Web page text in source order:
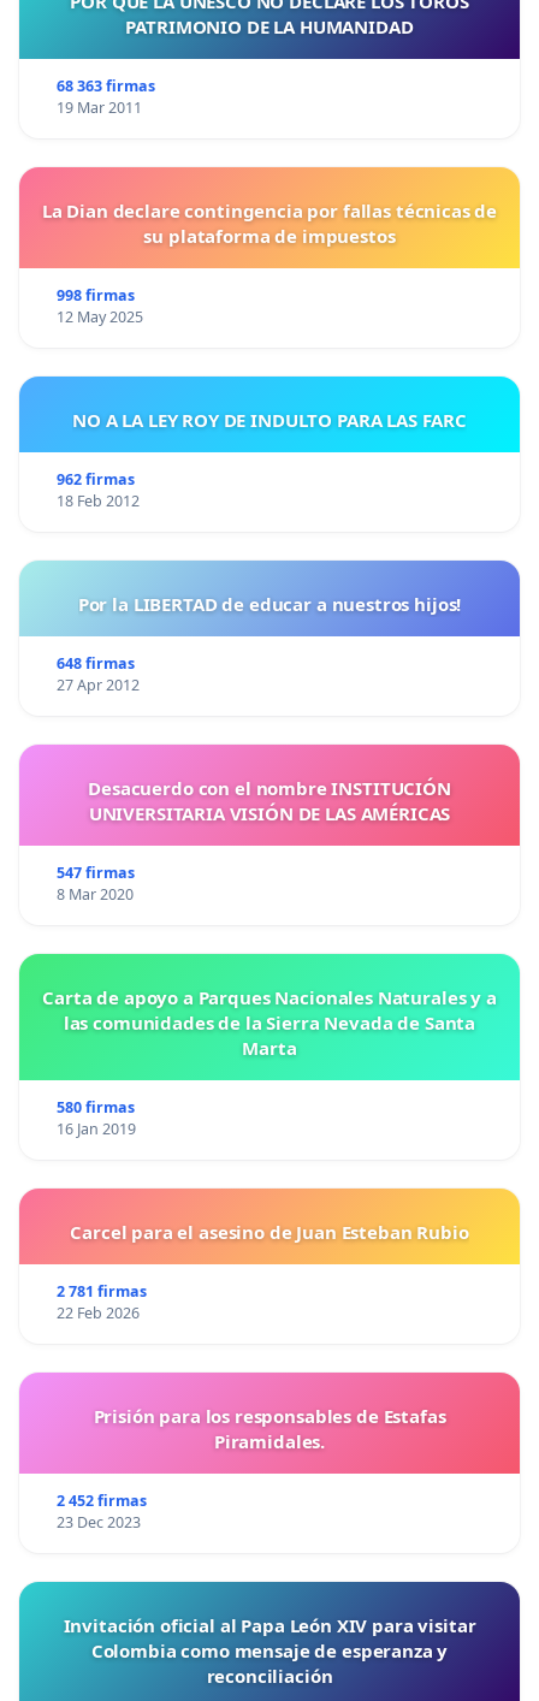
PATRIMONIO DE LA HUMANIDAD
68 363 firmas
19 Mar 2011
La Dian declare contingencia por fallas técnicas de
su plataforma de impuestos
998 firmas
12 May 2025
NO A LA LEY ROY DE INDULTO PARA LAS FARC
962 firmas
18 Feb 2012
Por la LIBERTAD de educar a nuestros hijos!
648 firmas
27 Apr 2012
Desacuerdo con el nombre INSTITUCIÓN
UNIVERSITARIA VISIÓN DE LAS AMÉRICAS
547 firmas
8 Mar 2020
Carta de apoyo a Parques Nacionales Naturales y a
las comunidades de la Sierra Nevada de Santa
Marta
580 firmas
16 Jan 2019
Carcel para el asesino de Juan Esteban Rubio
2 781 firmas
22 Feb 2026
Prisión para los responsables de Estafas
Piramidales.
2 452 firmas
23 Dec 2023
Invitación oficial al Papa León XIV para visitar
Colombia como mensaje de esperanza y
reconciliación